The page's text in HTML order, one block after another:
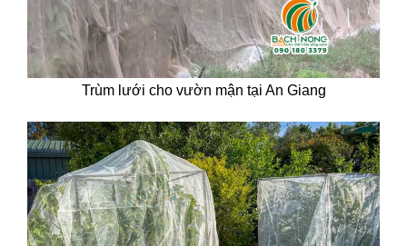
Trùm lưới cho vườn mận tại An Giang